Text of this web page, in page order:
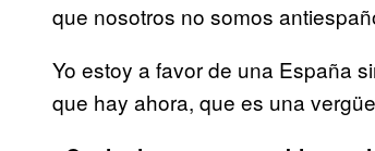
que nosotros no somos
Yo estoy a favor de una España
que hay ahora, que es una